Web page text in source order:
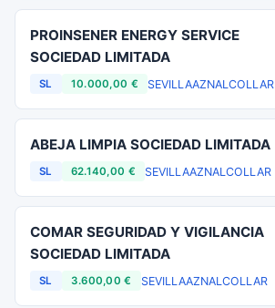
PROINSENER ENERGY SERVICE
SOCIEDAD LIMITADA
SL 10.000,00 € SEVILLAAZNALCOLLAR
ABEJA LIMPIA SOCIEDAD LIMITADA
SL 62.140,00 € SEVILLAAZNALCOLLAR
COMAR SEGURIDAD Y VIGILANCIA
SOCIEDAD LIMITADA
SL 3.600,00 € SEVILLAAZNALCOLLAR